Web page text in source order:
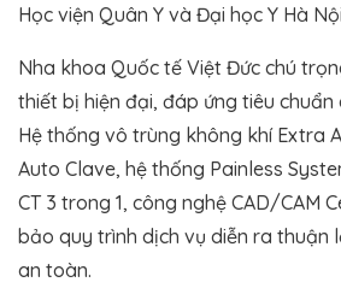
Học viện Quân Y và Đại học Y Hà
Nha khoa Quốc tế Việt Đức chú
thiết bị hiện đại, đáp ứng tiêu chuẩn
Hệ thống vô trùng không khí Extra
Auto Clave, hệ thống Painless
CT 3 trong 1, công nghệ CAD/CAM
bảo quy trình dịch vụ diễn ra thuận
an toàn.